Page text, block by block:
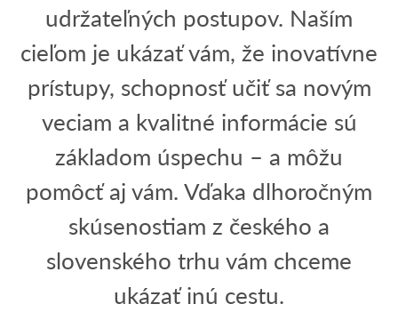
udržateľných postupov. Naším
cieľom je ukázať vám, že inovatívne
prístupy, schopnosť učiť sa novým
veciam a kvalitné informácie sú
základom úspechu – a môžu
pomôcť aj vám. Vďaka dlhoročným
skúsenostiam z českého a
slovenského trhu vám chceme
ukázať inú cestu.